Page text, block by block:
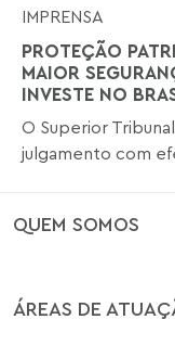
IMPRENSA
PROTEÇÃO
MAIOR
INVESTE NO
O Superior
julgamento com
QUEM SOMOS
ÁREAS DE